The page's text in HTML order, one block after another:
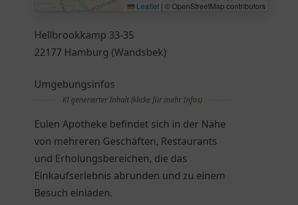
Leaflet | © OpenStreetMap contributors
Hellbrookkamp 33-35
22177 Hamburg (Wandsbek)
Umgebungsinfos
KI generierter Inhalt (klicke für mehr Infos)
Eulen Apotheke befindet sich in der Nähe
von mehreren Geschäften, Restaurants
und Erholungsbereichen, die das
Einkaufserlebnis abrunden und zu einem
Besuch einladen.